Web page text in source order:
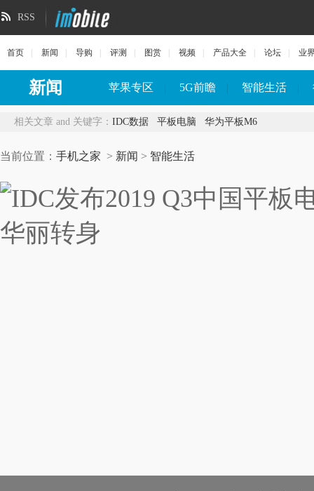
RSS
首页 新闻 导购 评测 图赏 视频 产品大全 论坛 业
新闻 苹果专区 5G前瞻 智能生活
相关文章 and 关键字： IDC数据 平板电脑 华为平板M6
当前位置： 手机之家 > 新闻 > 智能生活